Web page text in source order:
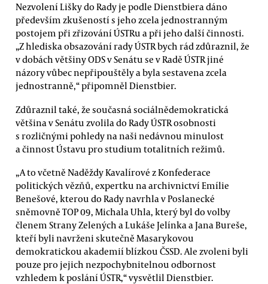
Nezvolení Lišky do Rady je podle Dienstbiera dáno
především zkušeností s jeho zcela jednostranným
postojem při zřizování ÚSTRu a při jeho další činnosti.
„Z hlediska obsazování rady ÚSTR bych rád zdůraznil, že
v dobách většiny ODS v Senátu se v Radě ÚSTR jiné
názory vůbec nepřipouštěly a byla sestavena zcela
jednostranně,“ připomněl Dienstbier.
Zdůraznil také, že současná sociálnědemokratická
většina v Senátu zvolila do Rady ÚSTR osobnosti
s rozličnými pohledy na naši nedávnou minulost
a činnost Ústavu pro studium totalitních režimů.
„A to včetně Naděždy Kavalírové z Konfederace
politických vězňů, expertku na archivnictví Emílie
Benešové, kterou do Rady navrhla v Poslanecké
sněmovně TOP 09, Michala Uhla, který byl do volby
členem Strany Zelených a Lukáše Jelínka a Jana Bureše,
kteří byli navrženi skutečně Masarykovou
demokratickou akademií blízkou ČSSD. Ale zvoleni byli
pouze pro jejich nezpochybnitelnou odbornost
vzhledem k poslání ÚSTR,“ vysvětlil Dienstbier.